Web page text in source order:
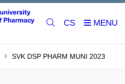
CS
SVK DSP PHARM MUNI 2023